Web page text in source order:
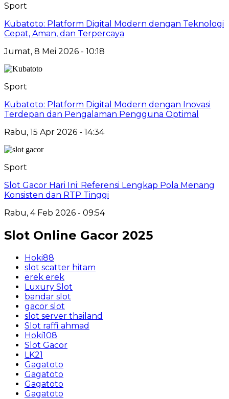
Sport
Kubatoto: Platform Digital Modern dengan Teknologi
Cepat, Aman, dan Terpercaya
Jumat, 8 Mei 2026 - 10:18
Sport
Kubatoto: Platform Digital Modern dengan Inovasi
Terdepan dan Pengalaman Pengguna Optimal
Rabu, 15 Apr 2026 - 14:34
Sport
Slot Gacor Hari Ini: Referensi Lengkap Pola Menang
Konsisten dan RTP Tinggi
Rabu, 4 Feb 2026 - 09:54
Slot Online Gacor 2025
Hoki88
slot scatter hitam
erek erek
Luxury Slot
bandar slot
gacor slot
slot server thailand
Slot raffi ahmad
Hoki108
Slot Gacor
LK21
Gagatoto
Gagatoto
Gagatoto
Gagatoto